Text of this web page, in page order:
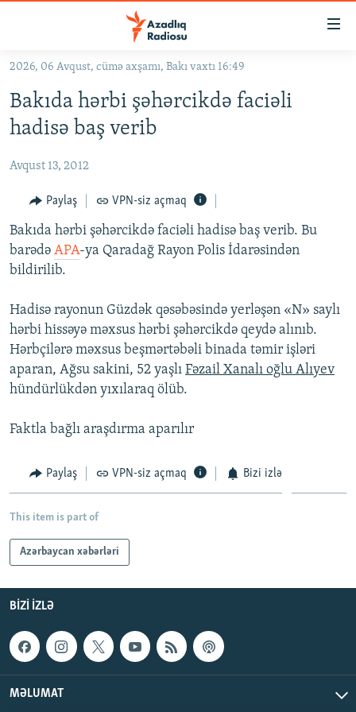
Əsas
qayıt
Əsas
qayıt
KORRUPSIOMETR
#ƏSLINDƏ
FƏRQƏ BAX
QANUNI DOĞRU
ARAŞDIRMA
VIDEO
FOTOQALEREYA
İNFOQRAFIKA
RADIO ARXIV
OXU ZALI
AZƏRBAYCAN ƏDƏBIYYATI KITABXANASI
İSLAM VƏ DEMOKRATIYA
İZ - MƏDƏNIYYƏT PROQRAMI
HAQQIMIZDA
MISSIYAMIZ
PEŞƏ ETIKASI VƏ JURNALISTIKA STANDARTLARIMIZ
MATERIALLARIMIZDAN ISTIFADƏ
XƏBƏR BÜLLETENLƏRIMIZ
BIZI IZLƏ
2026, 06 Avqust, cümə axşamı, Bakı vaxtı 16:49
Bakıda hərbi şəhərcikdə faciəli
hadisə baş verib
Avqust 13, 2012
Paylaş VPN-siz açmaq
Bakıda hərbi şəhərcikdə faciəli hadisə baş verib. Bu
barədə APA-ya Qaradağ Rayon Polis İdarəsindən
bildirilib.
Hadisə rayonun Güzdək qəsəbəsində yerləşən «N» saylı
hərbi hissəyə məxsus hərbi şəhərcikdə qeydə alınıb.
Hərbçilərə məxsus beşmərtəbəli binada təmir işləri
aparan, Ağsu sakini, 52 yaşlı Fəzail Xanalı oğlu Alıyev
hündürlükdən yıxılaraq ölüb.
Faktla bağlı araşdırma aparılır
Paylaş VPN-siz açmaq Bizi izlə
This item is part of
Azərbaycan xəbərləri
BIZI IZLƏ
MƏLUMAT